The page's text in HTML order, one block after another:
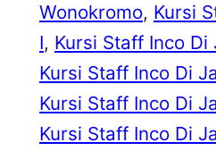
Wonokromo, Kursi
I, Kursi Staff Inco
Kursi Staff Inco Di
Kursi Staff Inco Di
Kursi Staff Inco Di